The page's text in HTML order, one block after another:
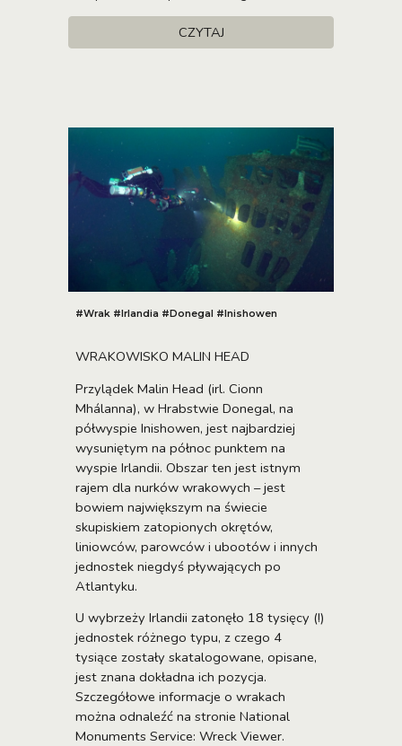
CZYTAJ
#Wrak #Irlandia #Donegal #Inishowen
WRAKOWISKO MALIN HEAD
Przylądek Malin Head (irl. Cionn
Mhálanna), w Hrabstwie Donegal, na
półwyspie Inishowen, jest najbardziej
wysuniętym na północ punktem na
wyspie Irlandii. Obszar ten jest istnym
rajem dla nurków wrakowych – jest
bowiem największym na świecie
skupiskiem zatopionych okrętów,
liniowców, parowców i ubootów i innych
jednostek niegdyś pływających po
Atlantyku.
U wybrzeży Irlandii zatonęło 18 tysięcy (!)
jednostek różnego typu, z czego 4
tysiące zostały skatalogowane, opisane,
jest znana dokładna ich pozycja.
Szczegółowe informacje o wrakach
można odnaleźć na stronie National
Monuments Service: Wreck Viewer.